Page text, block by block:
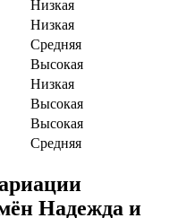
Низкая
Низкая
Средняя
Высокая
Низкая
Высокая
Высокая
Средняя
Надежда и